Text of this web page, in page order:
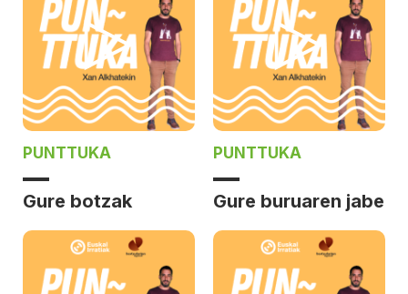
PUNTTUKA
Gure botzak
PUNTTUKA
Gure buruaren jabe